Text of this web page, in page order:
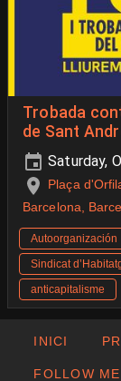
Trobada
de Sant
Saturday,
Plaça
Barcelona,
Autoorganización
Sindicat
anticapitalisme
INICI
FOLLOW ME